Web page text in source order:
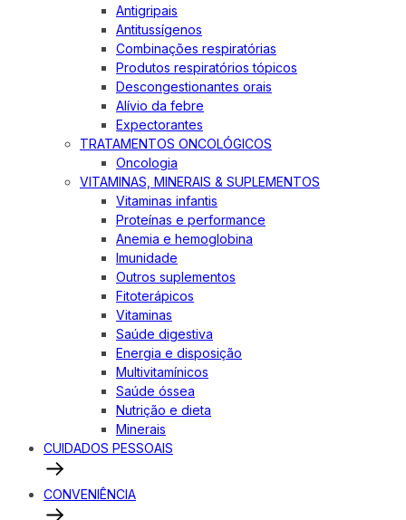
Antigripais
Antitussígenos
Combinações respiratórias
Produtos respiratórios tópicos
Descongestionantes orais
Alívio da febre
Expectorantes
TRATAMENTOS ONCOLÓGICOS
Oncologia
VITAMINAS, MINERAIS & SUPLEMENTOS
Vitaminas infantis
Proteínas e performance
Anemia e hemoglobina
Imunidade
Outros suplementos
Fitoterápicos
Vitaminas
Saúde digestiva
Energia e disposição
Multivitamínicos
Saúde óssea
Nutrição e dieta
Minerais
CUIDADOS PESSOAIS
CONVENIÊNCIA